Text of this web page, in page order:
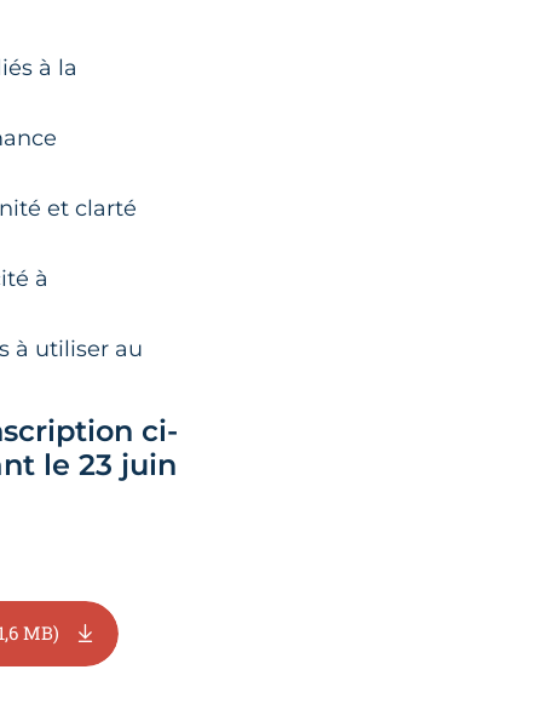
à la
et clarté
à
à utiliser au
ci-
le 23 juin
MB)